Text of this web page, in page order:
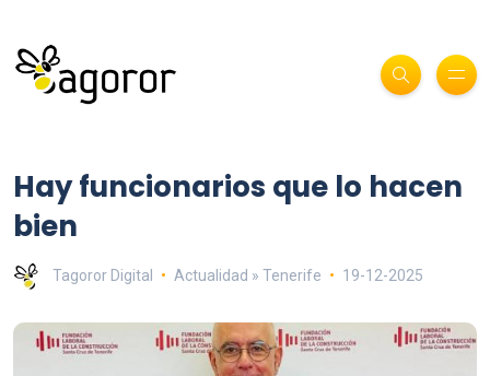
Hay funcionarios que lo hacen
bien
Tagoror Digital Actualidad » Tenerife 19-12-2025